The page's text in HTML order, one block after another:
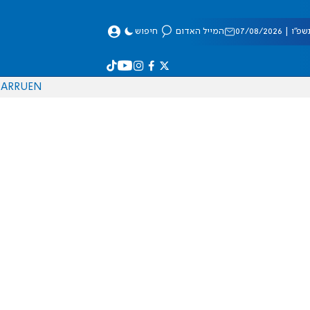
08/2026 המייל האדום חיפוש
EN
RU
AR